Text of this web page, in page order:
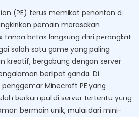
(PE) terus memikat penonton di
pemain merasakan
tanpa batas langsung dari perangkat
salah satu game yang paling
kreatif, bergabung dengan server
berlipat ganda. Di
Minecraft PE yang
berkumpul di server tertentu yang
bermain unik, mulai dari mini-